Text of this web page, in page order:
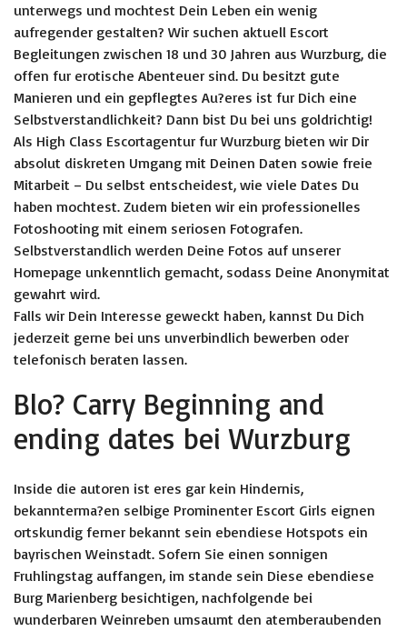
unterwegs und mochtest Dein Leben ein wenig
aufregender gestalten? Wir suchen aktuell Escort
Begleitungen zwischen 18 und 30 Jahren aus Wurzburg, die
offen fur erotische Abenteuer sind. Du besitzt gute
Manieren und ein gepflegtes Au?eres ist fur Dich eine
Selbstverstandlichkeit? Dann bist Du bei uns goldrichtig!
Als High Class Escortagentur fur Wurzburg bieten wir Dir
absolut diskreten Umgang mit Deinen Daten sowie freie
Mitarbeit – Du selbst entscheidest, wie viele Dates Du
haben mochtest. Zudem bieten wir ein professionelles
Fotoshooting mit einem seriosen Fotografen.
Selbstverstandlich werden Deine Fotos auf unserer
Homepage unkenntlich gemacht, sodass Deine Anonymitat
gewahrt wird.
Falls wir Dein Interesse geweckt haben, kannst Du Dich
jederzeit gerne bei uns unverbindlich bewerben oder
telefonisch beraten lassen.
Blo? Carry Beginning and
ending dates bei Wurzburg
Inside die autoren ist eres gar kein Hindernis,
bekannterma?en selbige Prominenter Escort Girls eignen
ortskundig ferner bekannt sein ebendiese Hotspots ein
bayrischen Weinstadt. Sofern Sie einen sonnigen
Fruhlingstag auffangen, im stande sein Diese ebendiese
Burg Marienberg besichtigen, nachfolgende bei
wunderbaren Weinreben umsaumt den atemberaubenden